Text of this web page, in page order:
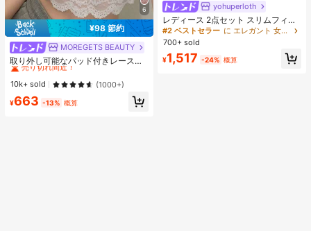
6
¥98 節約
MOREGETS BEAUTY
取り外し可能なパッド付きレースキ
ャミソール、多用途ノースリーブア
ンダーシャツ、女性向け、新学期、
クリスマス、春節、カジュアルホワ
イトサマー、シック&エレガント
#1 ベストセラー
モスク 女性用タンクトップ&キャミス
売り切れ間近！
#1 ベストセラー
売り切れ間近！
#1 ベストセラー
売り切れ間近！
#1 ベストセラー
売り切れ間近！
10k+ sold (1000+)
¥663 -13% 概算
yohuperloth
レディース 2点セット スリムフィッ
ト セミシアー スパゲッティストラッ
プ ストライプ キャミソールトップ
エレガント
#2 ベストセラー
に エレガント 女性用ツーピース衣装
700+ sold
¥1,517 -24% 概算